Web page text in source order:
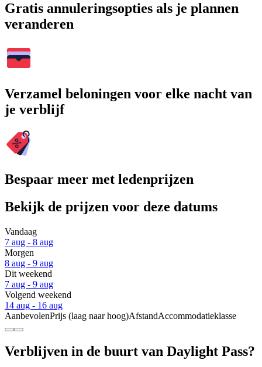
Gratis annuleringsopties als je plannen
veranderen
Verzamel beloningen voor elke nacht van
je verblijf
Bespaar meer met ledenprijzen
Bekijk de prijzen voor deze datums
Vandaag
7 aug - 8 aug
Morgen
8 aug - 9 aug
Dit weekend
7 aug - 9 aug
Volgend weekend
14 aug - 16 aug
AanbevolenPrijs (laag naar hoog)AfstandAccommodatieklasse
Verblijven in de buurt van Daylight Pass?